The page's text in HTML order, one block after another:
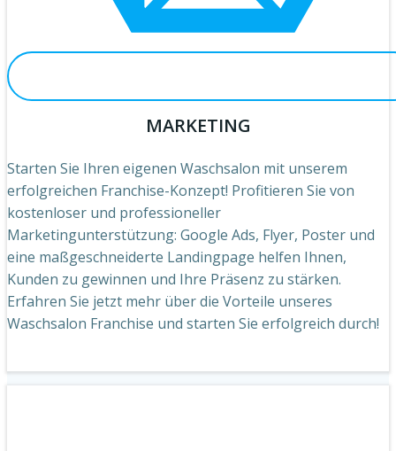
MARKETING
Starten Sie Ihren eigenen Waschsalon mit unserem
erfolgreichen Franchise-Konzept! Profitieren Sie von
kostenloser und professioneller
Marketingunterstützung: Google Ads, Flyer, Poster und
eine maßgeschneiderte Landingpage helfen Ihnen,
Kunden zu gewinnen und Ihre Präsenz zu stärken.
Erfahren Sie jetzt mehr über die Vorteile unseres
Waschsalon Franchise und starten Sie erfolgreich durch!